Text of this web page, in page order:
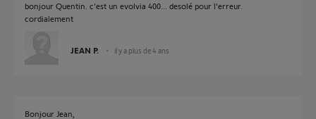
bonjour Quentin. c'est un evolvia 400... desolé pour l'erreur.
cordialement
JEAN P. il y a plus de 4 ans
Bonjour Jean,